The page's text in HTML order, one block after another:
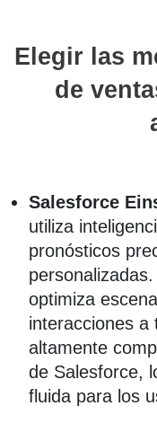
Elegir las
de
Salesforce
utiliza
pronósticos
optimiza
interacciones a
altamente
de Salesforce,
fluida para los